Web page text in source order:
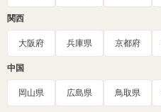
関西
大阪府 兵庫県 京都府
中国
岡山県 広島県 鳥取県